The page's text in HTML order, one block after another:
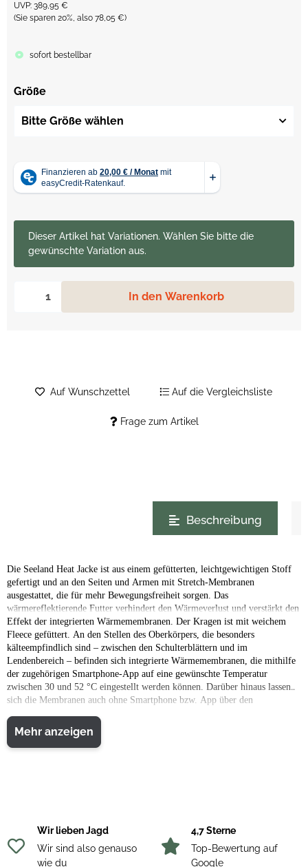
UVP: 389,95 €
(Sie sparen 20%, also 78,05 €)
sofort bestellbar
Größe
Bitte Größe wählen
In den Warenkorb
xDieser Artikel hat Variationen. Wählen Sie bitte die
gewünschte Variation aus.
Frage zum Artikel
Auf Wunschzettel Auf die Vergleichsliste
Beschreibung
Die Seeland Heat Jacke ist aus einem gefütterten, leichtgewichtigen Stoff
gefertigt und an den Seiten und Armen mit Stretch-Membranen
ausgestattet, die für mehr Bewegungsfreiheit sorgen. Das
wärmereflektierende Futter verhindert den Wärmeverlust und verstärkt den
Effekt der integrierten Wärmemembranen. Der Kragen ist mit weichem
Fleece gefüttert. An den Stellen des Oberkörpers, die besonders
kälteempfindlich sind – zwischen den Schulterblättern und im
Lendenbereich – befinden sich integrierte Wärmemembranen, die mithilfe
der zugehörigen Smartphone-App auf eine gewünschte Temperatur
zwischen 30 und 52 °C eingestellt werden können. Darüber hinaus lassen
sich die Membranen auch ohne Smartphone bzw. App über den
älteren Wärmetechnologien sind die Wärmemembranen so flexibel, dass
sich die Kleidung dennoch mühelos zusammenfalten lässt. Außerdem kann
die Jacke ohne Bedenken in der Waschmaschine gewaschen werden. In der
automatisch in den Ruhemodus, wenn die Jacke die gewünschte Temperatur
erreicht hat. Anschließend schalten sie sich von selbst wieder ein, falls die
Temperatur 1-2 Grad unter das gewünschte Niveau fällt, ohne dass man
Mehr anzeigen
Wir lieben Jagd
Wir sind also genauso
wie du
4,7 Sterne
Top-Bewertung auf
Google